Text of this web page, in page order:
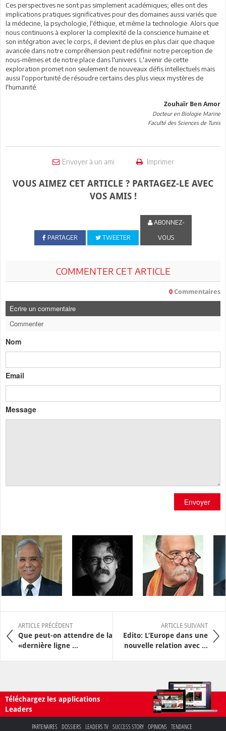
Ces perspectives ne sont pas simplement académiques; elles ont des
implications pratiques significatives pour des domaines aussi variés que
la médecine, la psychologie, l'éthique, et même la technologie. Alors que
nous continuons à explorer la complexité de la conscience humaine et
son intégration avec le corps, il devient de plus en plus clair que chaque
avancée dans notre compréhension peut redéfinir notre perception de
nous-mêmes et de notre place dans l'univers. L'avenir de cette
exploration promet non seulement de nouveaux défis intellectuels mais
aussi l'opportunité de résoudre certains des plus vieux mystères de
l'humanité.
Zouhaïr Ben Amor
Docteur en Biologie Marine
Faculté des Sciences de Tunis
Envoyer à un ami Imprimer
VOUS AIMEZ CET ARTICLE ? PARTAGEZ-LE AVEC
VOS AMIS !
PARTAGER TWEETER
ABONNEZ-
VOUS
COMMENTER CET ARTICLE
0 Commentaires
Ecrire un commentaire
Commenter
Nom
Email
Message
Envoyer
ARTICLE PRÉCÉDENT
Que peut-on attendre de la
«dernière ligne ...
ARTICLE SUIVANT
Edito: L’Europe dans une
nouvelle relation avec ...
Téléchargez les applications
Leaders
PARTENAIRES DOSSIERS LEADERS TV SUCCESS STORY OPINIONS TENDANCE